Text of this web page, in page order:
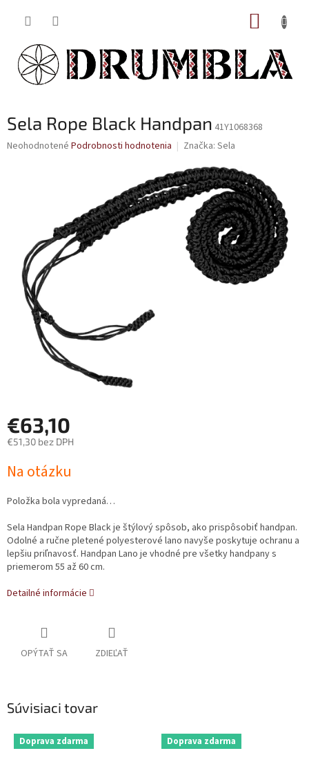
Sela Rope Black Handpan 41Y1068368
Priemerné
hviezdičiek.
Neohodnotené Podrobnosti hodnotenia Značka: Sela
€63,10
€51,30 bez DPH
cena:
Na otázku
Položka bola vypredaná…
Sela Handpan Rope Black je štýlový spôsob, ako prispôsobiť handpan.
Odolné a ručne pletené polyesterové lano navyše poskytuje ochranu a
lepšiu priľnavosť. Handpan Lano je vhodné pre všetky handpany s
priemerom 55 až 60 cm.
Detailné informácie
OPÝTAŤ SA ZDIEĽAŤ
Súvisiaci tovar
Doprava zdarma Doprava zdarma